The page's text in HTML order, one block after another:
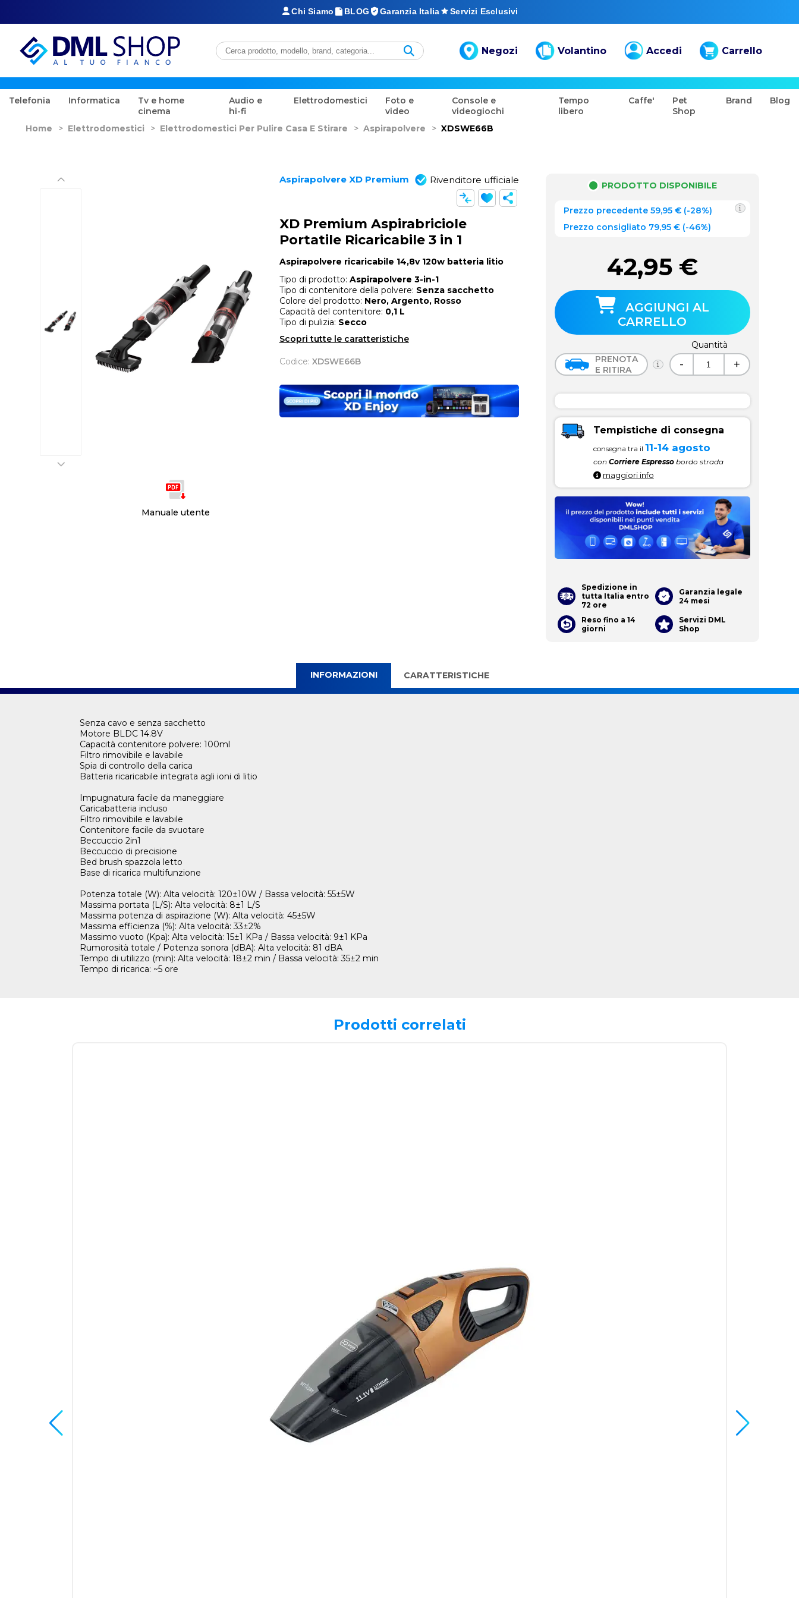
Chi Siamo BLOG Garanzia Italia Servizi Esclusivi
Negozi Volantino Accedi Carrello
Telefonia Informatica
Tv e home
cinema
Audio e
hi-fi
Elettrodomestici
Foto e
video
Console e
videogiochi
Tempo
libero
Caffe'
Pet
Shop
Brand Blog
Home > Elettrodomestici > Elettrodomestici Per Pulire Casa E Stirare > Aspirapolvere > XDSWE66B
Manuale utente
Aspirapolvere XD Premium Rivenditore ufficiale
XD Premium Aspirabriciole
Portatile Ricaricabile 3 in 1
Aspirapolvere ricaricabile 14,8v 120w batteria litio
Tipo di prodotto: Aspirapolvere 3-in-1
Tipo di contenitore della polvere: Senza sacchetto
Colore del prodotto: Nero, Argento, Rosso
Capacità del contenitore: 0,1 L
Tipo di pulizia: Secco
Scopri tutte le caratteristiche
Codice: XDSWE66B
PRODOTTO DISPONIBILE
Prezzo precedente 59,95 € (-28%)
Prezzo consigliato 79,95 € (-46%)
42,95 €
AGGIUNGI AL
CARRELLO
PRENOTA
E RITIRA
Quantità
- +
Tempistiche di consegna
consegna tra il 11-14 agosto
con Corriere Espressobordo strada
maggiori info
Spedizione in
tutta Italia entro
72 ore
Garanzia legale
24 mesi
Reso fino a 14
giorni
Servizi DML
Shop
INFORMAZIONI CARATTERISTICHE
Senza cavo e senza sacchetto
Motore BLDC 14.8V
Capacità contenitore polvere: 100ml
Filtro rimovibile e lavabile
Spia di controllo della carica
Batteria ricaricabile integrata agli ioni di litio
Impugnatura facile da maneggiare
Caricabatteria incluso
Filtro rimovibile e lavabile
Contenitore facile da svuotare
Beccuccio 2in1
Beccuccio di precisione
Bed brush spazzola letto
Base di ricarica multifunzione
Potenza totale (W): Alta velocità: 120±10W / Bassa velocità: 55±5W
Massima portata (L/S): Alta velocità: 8±1 L/S
Massima potenza di aspirazione (W): Alta velocità: 45±5W
Massima efficienza (%): Alta velocità: 33±2%
Massimo vuoto (Kpa): Alta velocità: 15±1 KPa / Bassa velocità: 9±1 KPa
Rumorosità totale / Potenza sonora (dBA): Alta velocità: 81 dBA
Tempo di utilizzo (min): Alta velocità: 18±2 min / Bassa velocità: 35±2 min
Tempo di ricarica: ~5 ore
Prodotti correlati